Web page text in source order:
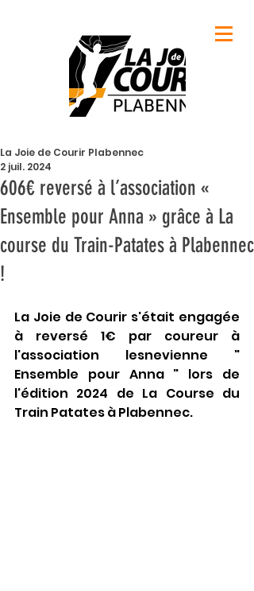
606€ reversé à l’association «
Ensemble pour Anna » grâce à La
course du Train-Patates à Plabennec
!
La Joie de Courir Plabennec
2 juil. 2024
La Joie de Courir s'était engagée
à reversé 1€ par coureur à
l'association lesnevienne "
Ensemble pour Anna " lors de
l'édition 2024 de La Course du
Train Patates à Plabennec.